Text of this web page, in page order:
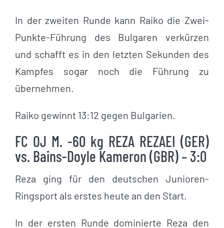
In der zweiten Runde kann Raiko die Zwei-
Punkte-Führung des Bulgaren verkürzen
und schafft es in den letzten Sekunden des
Kampfes sogar noch die Führung zu
übernehmen.
Raiko gewinnt 13:12 gegen Bulgarien.
FC OJ M. -60 kg REZA REZAEI (GER)
vs. Bains-Doyle Kameron (GBR) – 3:0
Reza ging für den deutschen Junioren-
Ringsport als erstes heute an den Start.
In der ersten Runde dominierte Reza den